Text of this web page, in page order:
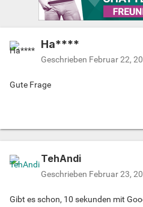
Ha****
Geschrieben Februar 22,
Gute Frage
TehAndi
Geschrieben Februar 23,
Gibt es schon, 10 sekunden mit